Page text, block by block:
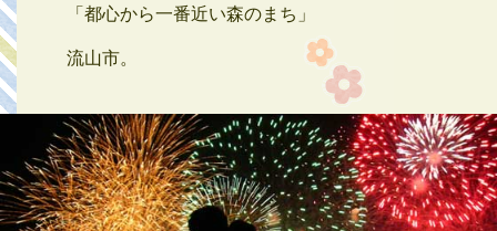
「都心から一番近い森のまち」
流山市。